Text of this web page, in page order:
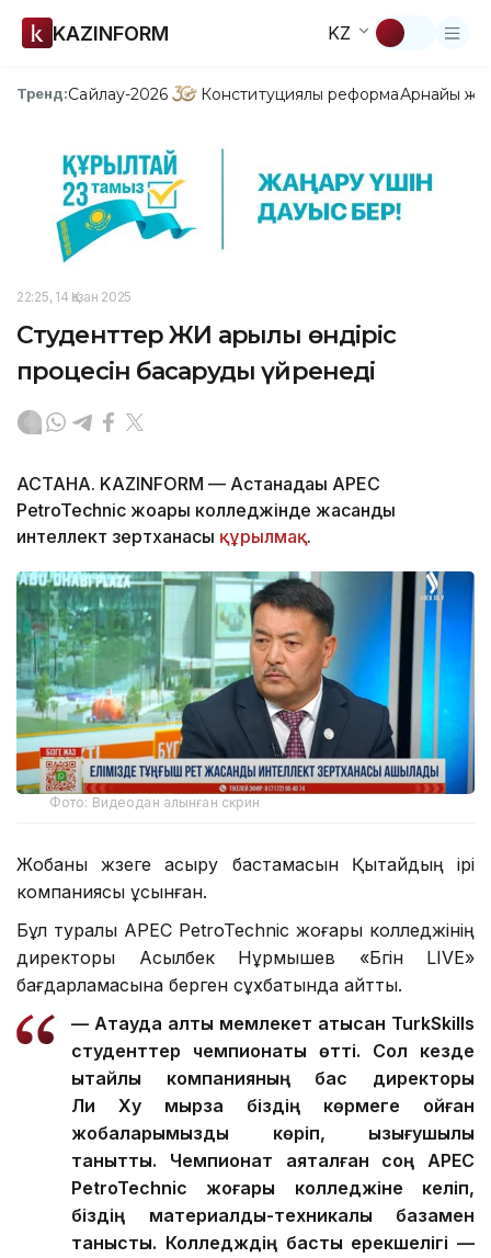
KAZINFORM KZ
Тренд:Сайлау-2026 Конституциялық реформаАрнайы
22:25, 14 Қазан 2025
Студенттер ЖИ арқылы өндіріс
процесін басқаруды үйренеді
АСТАНА. KAZINFORM — Астанадағы APEC
PetroTechnic жоғары колледжінде жасанды
интеллект зертханасы құрылмақ.
Фото: Видеодан алынған скрин
Жобаны жүзеге асыру бастамасын Қытайдың ірі
компаниясы ұсынған.
Бұл туралы APEC PetroTechnic жоғары колледжінің
директоры Асылбек Нұрмышев «Бүгін LIVE»
бағдарламасына берген сұхбатында айтты.
— Ақтауда алты мемлекет қатысқан TurkSkills
студенттер чемпионаты өтті. Сол кезде
қытайлық компанияның бас директоры
Ли Ху мырза біздің көрмеге қойған
жобаларымызды көріп, қызығушылық
танытты. Чемпионат аяқталған соң APEC
PetroTechnic жоғары колледжіне келіп,
біздің материалдық-техникалық базамен
танысты. Колледждің басты ерекшелігі —